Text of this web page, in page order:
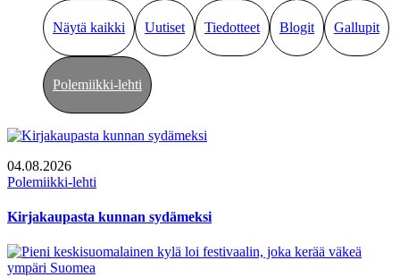
Näytä kaikki Uutiset Tiedotteet Blogit Gallupit
Polemiikki-lehti
04.08.2026
Polemiikki-lehti
Kirjakaupasta kunnan sydämeksi